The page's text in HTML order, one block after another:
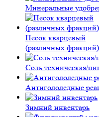
Минеральные
Песок кварцевый
(различных фракций)
Соль техническая/
Антигололедные
Зимний инвентарь